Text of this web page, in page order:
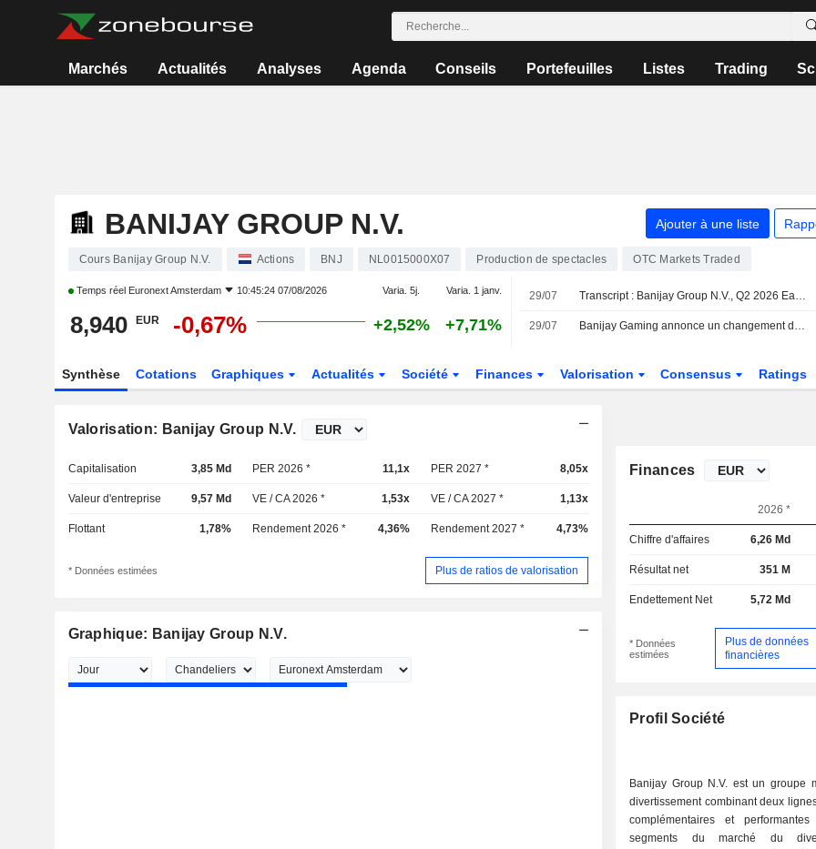
Marchés Actualités Analyses Agenda Conseils Portefeuilles Listes Trading
BANIJAY GROUP N.V. Ajouter à une liste
Cours Banijay Group N.V. Actions BNJ NL0015000X07 Production de spectacles OTC Markets Traded
Temps réel Euronext Amsterdam 10:45:24 07/08/2026 Varia. 5j. Varia. 1 janv.
8,940 EUR -0,67% +2,52% +7,71%
29/07 Transcript : Banijay Group N.V., Q2 2026 Earnings Call, Jul 29, 2026
29/07 Banijay Gaming annonce un changement de direction générale
Synthèse Cotations Graphiques Actualités Société Finances Valorisation Consensus Ratings
Valorisation: Banijay Group N.V.
Capitalisation 3,85 Md PER 2026 * 11,1x PER 2027 * 8,05x
Valeur d'entreprise 9,57 Md VE / CA 2026 * 1,53x VE / CA 2027 * 1,13x
Flottant 1,78% Rendement 2026 * 4,36% Rendement 2027 * 4,73%
* Données estimées Plus de ratios de valorisation
Graphique: Banijay Group N.V.
Finances
2026 *
Chiffre d'affaires 6,26 Md
Résultat net 351 M
Endettement Net 5,72 Md
* Données
estimées
Plus de données
financières
Profil Société
Banijay Group N.V. est un groupe
divertissement combinant deux
complémentaires et
segments du marché du